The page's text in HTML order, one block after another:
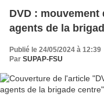
DVD :
agents de la
Publié le 24/05/2024 à 12:39
Par SUPAP-FSU